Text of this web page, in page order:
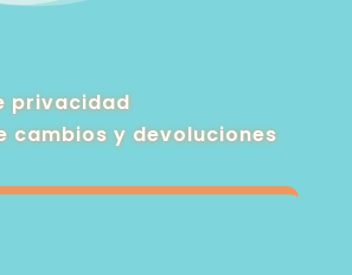
privacidad
cambios y devoluciones